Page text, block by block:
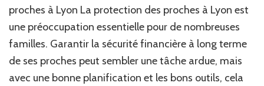
protection
des
proches
à
Lyon
peut-
elle
proches à Lyon La protection des proches à Lyon est
une préoccupation essentielle pour de nombreuses
familles. Garantir la sécurité financière à long terme
de ses proches peut sembler une tâche ardue, mais
avec une bonne planification et les bons outils, cela